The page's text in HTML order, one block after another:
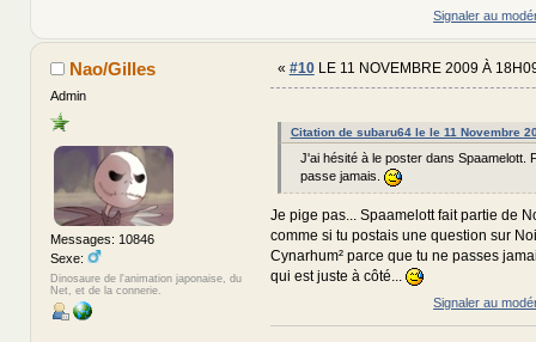
Signaler au
Nao/Gilles
Admin
Messages: 10846
Sexe:
Dinosaure de l'animation japonaise, du
Net, et de la connerie.
« #10LE 11 NOVEMBRE 2009 À
Citation de subaru64 le le 11 Novembre
J'ai hésité à le poster dans Spaamelott.
passe jamais.
Je pige pas... Spaamelott fait partie de
comme si tu postais une question sur
Cynarhum² parce que tu ne passes
qui est juste à côté...
Signaler au